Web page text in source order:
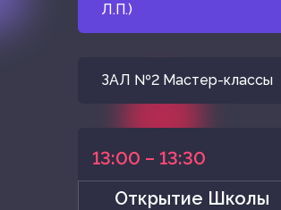
Л.П.)
ЗАЛ №2 Мастер-классы
13:00 – 13:30
Открытие Школы